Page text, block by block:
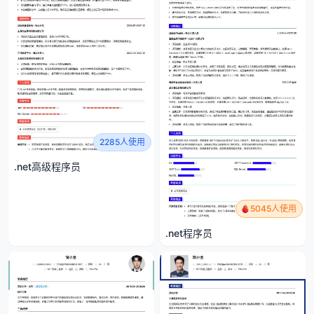
2285人使用
.net高级程序员
5045人使用
.net程序员